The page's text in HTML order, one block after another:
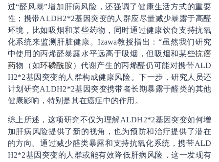
过“醛风暴”增加肝病风险，还强调了健康生活方式的重要
性；携带ALDH2*2基因突变的人群应尽量减少暴露于高醛
环境，比如吸烟和某些药物，同时通过健康饮食支持抗氧
化系统来监测肝脏健康。Izawa教授指出：“虽然我们研究
中使用的丙烯醛暴露水平远高于吸烟，但吸烟和某些抗癌
药物（如环磷酰胺）代谢产生的丙烯醛仍可能对携带ALD
H2*2基因突变的人群构成健康风险。下一步，研究人员还
计划研究ALDH2*2基因突变携带者长期暴露于醛类的其他
健康影响，特别是其在癌症中的作用。
综上所述，这项研究不仅为理解ALDH2*2基因突变如何增
加肝病风险提供了新的视角，也为预防和治疗提供了潜在
的方向。通过减少醛类暴露和支持抗氧化系统，携带ALD
H2*2基因突变的人群或能有效降低肝病风险，这一发现有